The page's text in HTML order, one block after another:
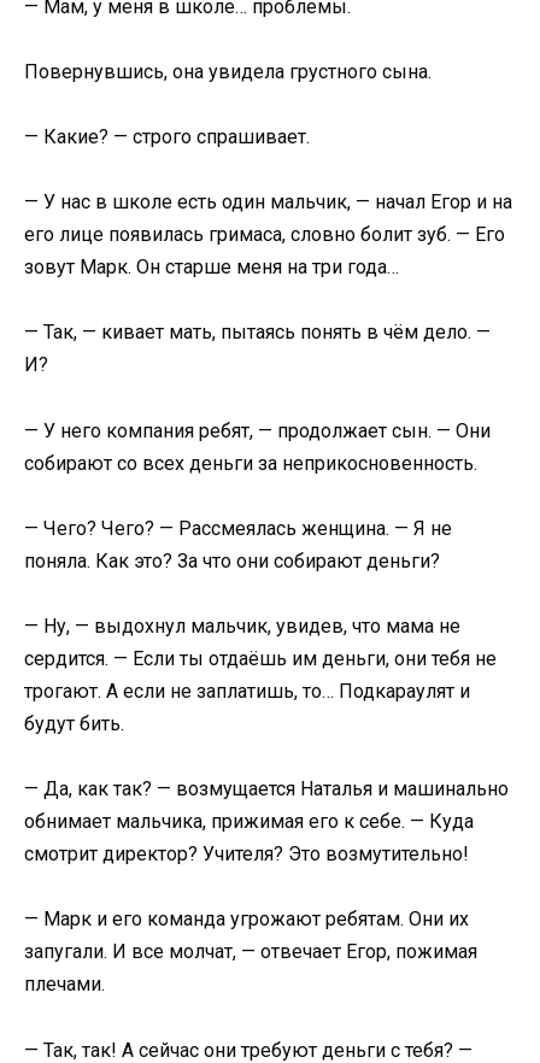
— Мам, у меня в школе… проблемы.
Повернувшись, она увидела грустного сына.
— Какие? — строго спрашивает.
— У нас в школе есть один мальчик, — начал Егор и на
его лице появилась гримаса, словно болит зуб. — Его
зовут Марк. Он старше меня на три года…
— Так, — кивает мать, пытаясь понять в чём дело. —
И?
— У него компания ребят, — продолжает сын. — Они
собирают со всех деньги за неприкосновенность.
— Чего? Чего? — Рассмеялась женщина. — Я не
поняла. Как это? За что они собирают деньги?
— Ну, — выдохнул мальчик, увидев, что мама не
сердится. — Если ты отдаёшь им деньги, они тебя не
трогают. А если не заплатишь, то… Подкараулят и
будут бить.
— Да, как так? — возмущается Наталья и машинально
обнимает мальчика, прижимая его к себе. — Куда
смотрит директор? Учителя? Это возмутительно!
— Марк и его команда угрожают ребятам. Они их
запугали. И все молчат, — отвечает Егор, пожимая
плечами.
— Так, так! А сейчас они требуют деньги с тебя? —